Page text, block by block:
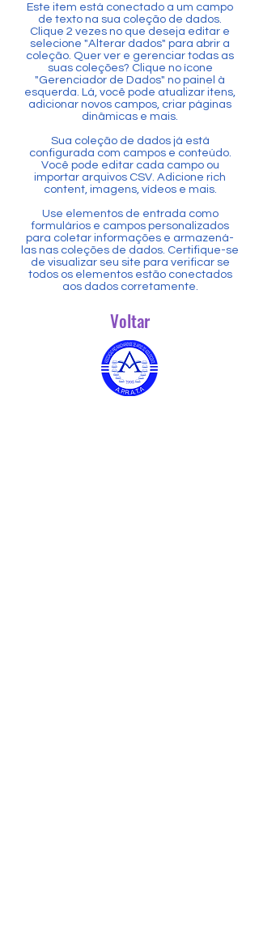
Este item está conectado a um campo
de texto na sua coleção de dados.
Clique 2 vezes no que deseja editar e
selecione "Alterar dados" para abrir a
coleção. Quer ver e gerenciar todas as
suas coleções? Clique no ícone
"Gerenciador de Dados" no painel à
esquerda. Lá, você pode atualizar itens,
adicionar novos campos, criar páginas
dinâmicas e mais.
Sua coleção de dados já está
configurada com campos e conteúdo.
Você pode editar cada campo ou
importar arquivos CSV. Adicione rich
content, imagens, vídeos e mais.
Use elementos de entrada como
formulários e campos personalizados
para coletar informações e armazená-
las nas coleções de dados. Certifique-se
de visualizar seu site para verificar se
todos os elementos estão conectados
aos dados corretamente.
Voltar